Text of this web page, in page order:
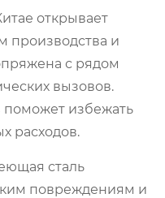
открывает
производства и
с рядом
вызовов.
поможет избежать
расходов.
сталь
повреждениям и